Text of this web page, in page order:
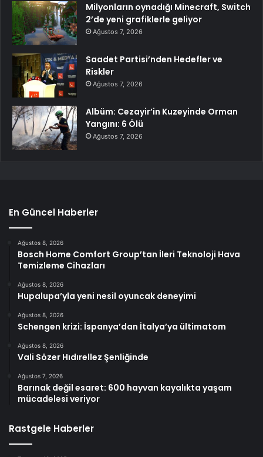
Milyonların oynadığı Minecraft, Switch
2’de yeni grafiklerle geliyor
Ağustos 7, 2026
Saadet Partisi’nden Hedefler ve
Riskler
Ağustos 7, 2026
Albüm: Cezayir’in Kuzeyinde Orman
Yangını: 6 Ölü
Ağustos 7, 2026
En Güncel Haberler
Ağustos 8, 2026
Bosch Home Comfort Group’tan İleri Teknoloji Hava
Temizleme Cihazları
Ağustos 8, 2026
Hupalupa’yla yeni nesil oyuncak deneyimi
Ağustos 8, 2026
Schengen krizi: İspanya’dan İtalya’ya ültimatom
Ağustos 8, 2026
Vali Sözer Hıdırellez Şenliğinde
Ağustos 7, 2026
Barınak değil esaret: 600 hayvan kayalıkta yaşam
mücadelesi veriyor
Rastgele Haberler